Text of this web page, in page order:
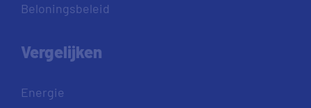
Beloningsbeleid
Vergelijken
Energie